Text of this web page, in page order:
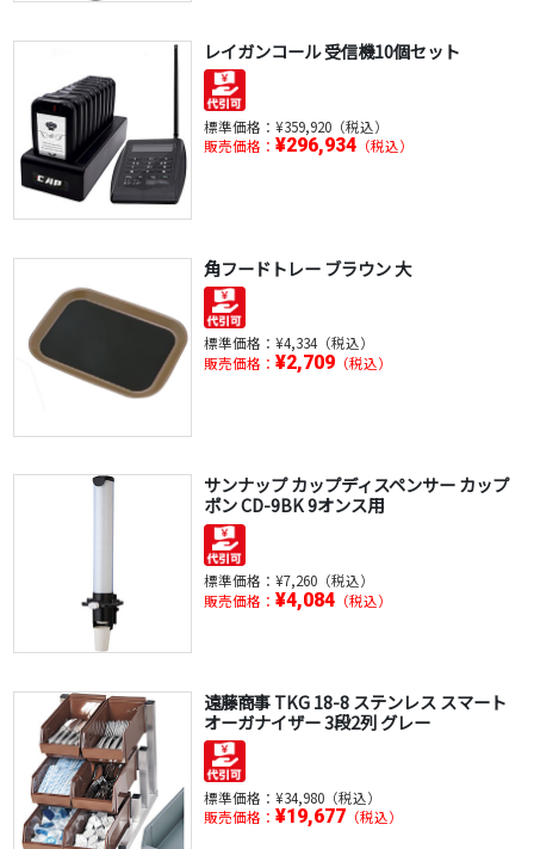
レイガンコール 受信機10個セット
標準価格： ¥359,920（税込）
販売価格： ¥296,934（税込）
角フードトレー ブラウン 大
標準価格： ¥4,334（税込）
販売価格： ¥2,709（税込）
サンナップ カップディスペンサー カップ
ポン CD-9BK 9オンス用
標準価格： ¥7,260（税込）
販売価格： ¥4,084（税込）
遠藤商事 TKG 18-8 ステンレス スマート
オーガナイザー 3段2列 グレー
標準価格： ¥34,980（税込）
販売価格： ¥19,677（税込）